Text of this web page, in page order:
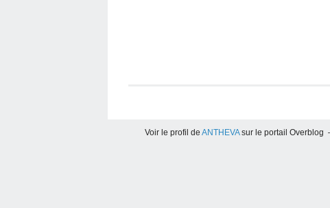
Voir le profil de ANTHEVAsur le portail Overblog